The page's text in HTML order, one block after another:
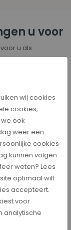
wij cookies
cookies,
ook
weer een
cookies
kunnen volgen
weten? Lees
optimaal wilt
accepteert.
voor
analytische
u voor
u als
lijst,
specificaties om